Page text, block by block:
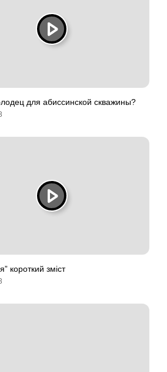
для абиссинской скважины?
короткий зміст